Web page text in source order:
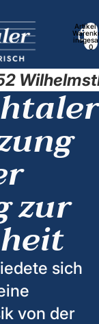
Artikel
0
zur
sich
von der